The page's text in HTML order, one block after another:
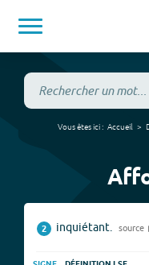
Vous êtes ici : Accueil
2 inquiétant. source